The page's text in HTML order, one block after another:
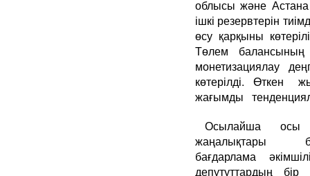
облысы және Астана
ішкі резервтерін
өсу қарқыны
Төлем
монетизациялау
көтерілді. Өткен
жағымды
Осылайша
жаңалықтары
бағдарлама
депутуттардың